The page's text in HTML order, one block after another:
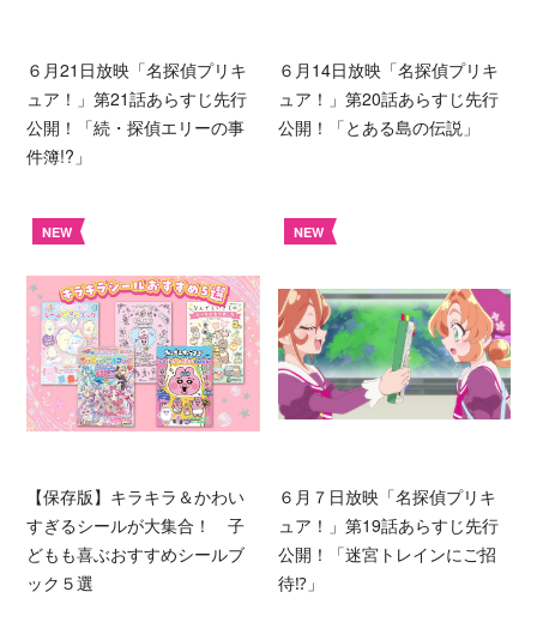
６月21日放映「名探偵プリキ
ュア！」第21話あらすじ先行
公開！「続・探偵エリーの事
件簿!?」
６月14日放映「名探偵プリキ
ュア！」第20話あらすじ先行
公開！「とある島の伝説」
NEW
【保存版】キラキラ＆かわい
すぎるシールが大集合！ 子
どもも喜ぶおすすめシールブ
ック５選
NEW
６月７日放映「名探偵プリキ
ュア！」第19話あらすじ先行
公開！「迷宮トレインにご招
待⁉︎」